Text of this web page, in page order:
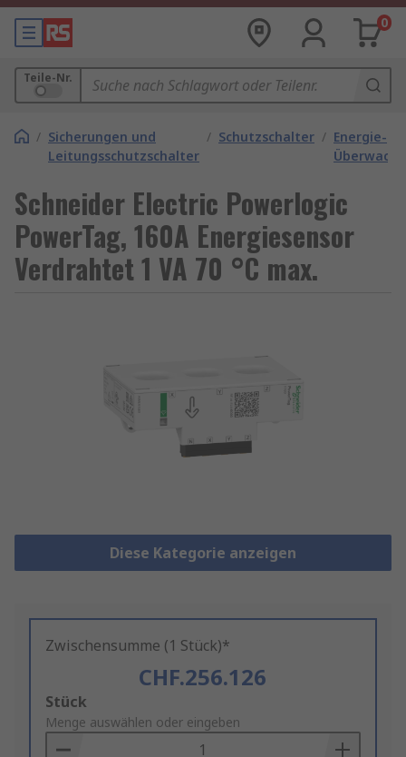
0
Teile-Nr.
/ Sicherungen und
Leitungsschutzschalter
/ Schutzschalter / Energie-
Schneider Electric Powerlogic
PowerTag, 160A Energiesensor
Verdrahtet 1 VA 70 °C max.
Diese Kategorie anzeigen
Zwischensumme (1 Stück)*
CHF.256.126
Add
to
Basket
Stück
Menge auswählen oder eingeben